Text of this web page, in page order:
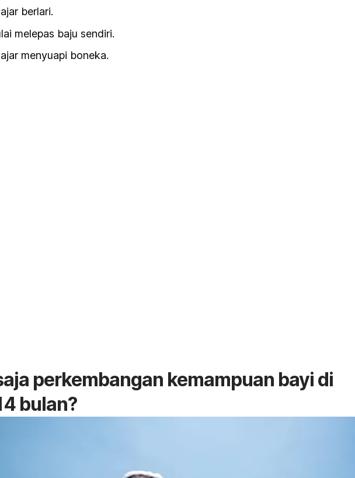
berlari.
melepas baju sendiri.
menyuapi boneka.
perkembangan kemampuan bayi di
bulan?